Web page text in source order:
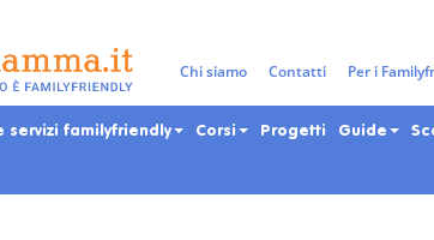
Chi siamo Contatti Per i
servizi familyfriendly Corsi Progetti Guide
ragazzi e